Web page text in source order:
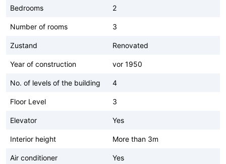
Bedrooms 2
Number of rooms 3
Zustand Renovated
Year of construction vor 1950
No. of levels of the building 4
Floor Level 3
Elevator Yes
Interior height More than 3m
Air conditioner Yes